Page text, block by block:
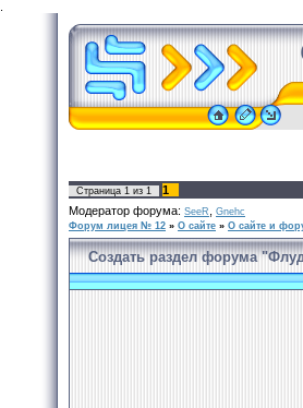
Страница 1 из 1
1
Модератор форума: SeeR
Gnehc
Форум лицея № 12 » О сайте » О сайте и
Cоздать раздел форума